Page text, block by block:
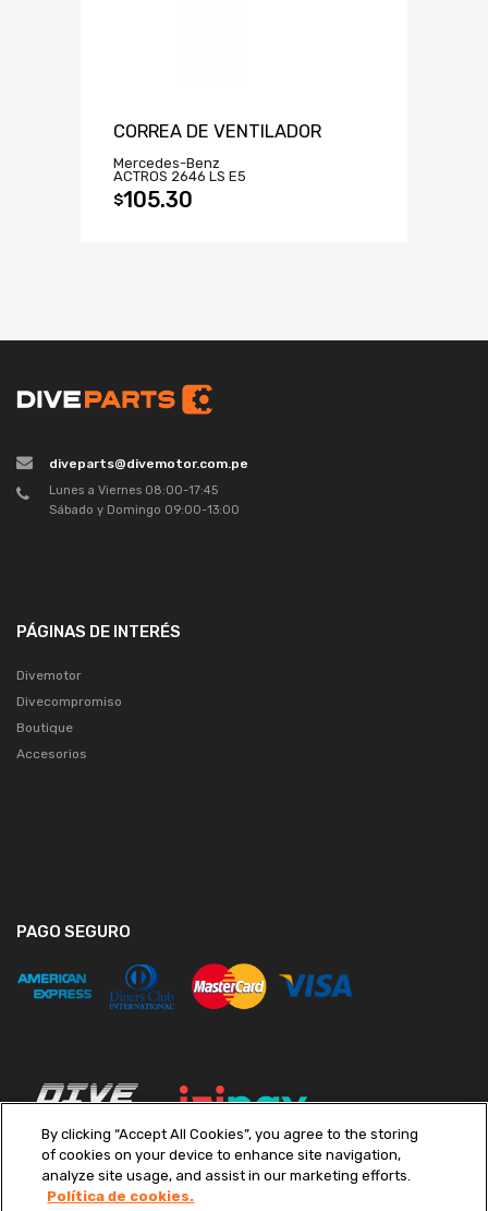
CORREA DE VENTILADOR
Mercedes-Benz
ACTROS 2646 LS E5
$105.30
diveparts@divemotor.com.pe
Lunes a Viernes 08:00-17:45
Sábado y Domingo 09:00-13:00
PÁGINAS DE INTERÉS
Divemotor
Divecompromiso
Boutique
Accesorios
PAGO SEGURO
By clicking “Accept All Cookies”, you agree to the storing
of cookies on your device to enhance site navigation,
analyze site usage, and assist in our marketing efforts.
Política de cookies.